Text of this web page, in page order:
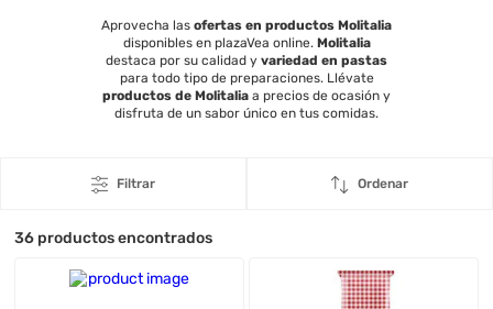
Aprovecha las ofertas en productos Molitalia
disponibles en plazaVea online. Molitalia
destaca por su calidad y variedad en pastas
para todo tipo de preparaciones. Llévate
productos de Molitalia a precios de ocasión y
disfruta de un sabor único en tus comidas.
Filtrar Ordenar
36 productos encontrados